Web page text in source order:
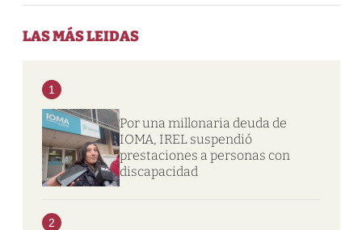
LAS MÁS LEIDAS
1
Por una millonaria deuda de
IOMA, IREL suspendió
prestaciones a personas con
discapacidad
2